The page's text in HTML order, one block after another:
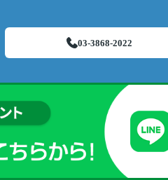
03-3868-2022